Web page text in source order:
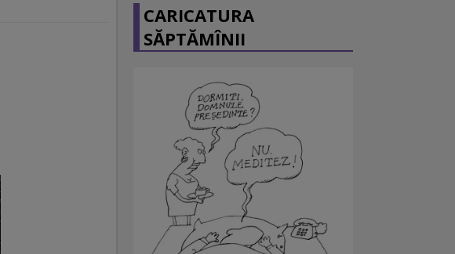
CARICATURA
SĂPTĂMÎNII